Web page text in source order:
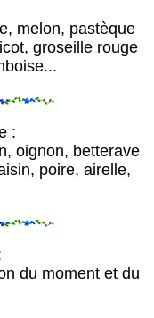
melon, pastèque
groseille rouge
:
oignon, betterave
poire, airelle,
du moment et du